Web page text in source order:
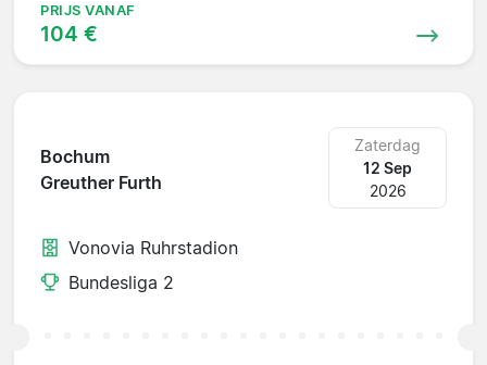
PRIJS VANAF
104 €
Bochum
Greuther Furth
Zaterdag
12 Sep
2026
Vonovia Ruhrstadion
Bundesliga 2